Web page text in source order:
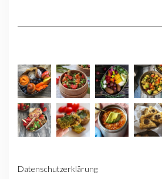
Datenschutzerklärung